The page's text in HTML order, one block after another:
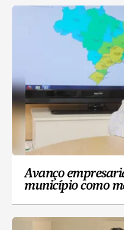
Avanço
município como